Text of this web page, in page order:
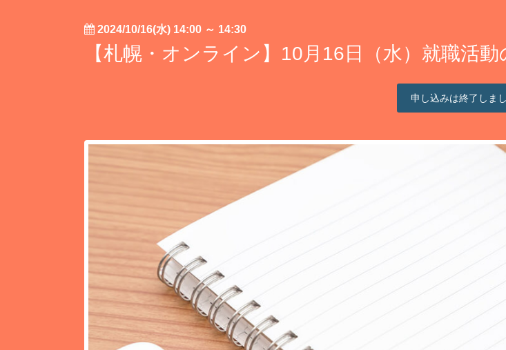
2024/10/16(水) 14:00 ～ 14:30
【札幌・オンライン】10月16日（水）就職活
申し込みは終了しま